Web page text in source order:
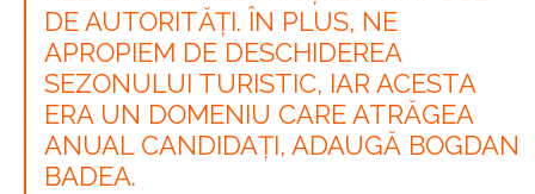
DE AUTORITĂȚI. ÎN PLUS, NE
APROPIEM DE DESCHIDEREA
SEZONULUI TURISTIC, IAR ACESTA
ERA UN DOMENIU CARE ATRĂGEA
ANUAL CANDIDAȚI, ADAUGĂ BOGDAN
BADEA.